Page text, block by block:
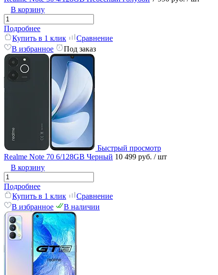
В корзину
Подробнее
Купить в 1 клик
Сравнение
В избранное
Под заказ
Быстрый просмотр
Realme Note 70 6/128GB Черный 10 499 руб. / шт
В корзину
Подробнее
Купить в 1 клик
Сравнение
В избранное
В наличии